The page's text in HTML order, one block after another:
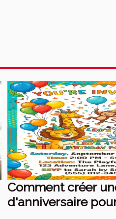
Comment créer
d'anniversaire